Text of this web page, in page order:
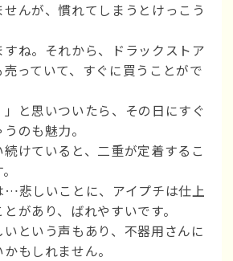
んが、慣れてしまうとけっこう
すね。それから、ドラックストア
っていて、すぐに買うことがで
」と思いついたら、その日にすぐ
のも魅力。
けていると、二重が定着するこ
…悲しいことに、アイプチは仕上
があり、ばれやすいです。
という声もあり、不器用さんに
もしれません。